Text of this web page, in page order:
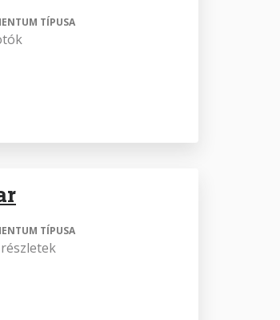
TÍPUSA
TÍPUSA